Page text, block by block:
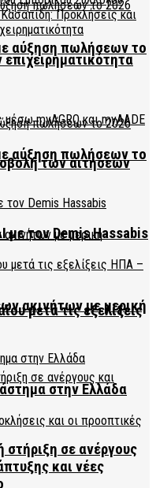
αύξηση πωλήσεων το
των αιτήσεων
ακινήτων με μερική
σε ανέργους
αύξηση πωλήσεων το
με τον Demis Hassabis
μετά τις εξελίξεις
στην Ελλάδα
και νέες